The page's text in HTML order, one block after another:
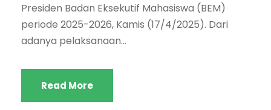
Presiden Badan Eksekutif Mahasiswa (BEM)
periode 2025-2026, Kamis (17/4/2025). Dari
adanya pelaksanaan...
Read More